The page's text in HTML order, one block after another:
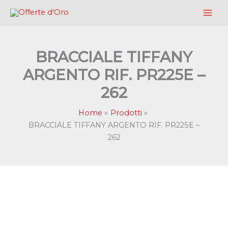
BRACCIALE TIFFANY
ARGENTO RIF. PR225E –
262
Home
Prodotti
BRACCIALE TIFFANY ARGENTO RIF. PR225E –
262